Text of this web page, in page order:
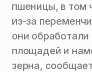
пшеницы, в том
из-за
они
площадей и
зерна,